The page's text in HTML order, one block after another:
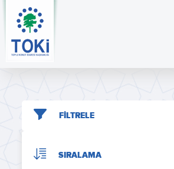
FİLTRELE
SIRALAMA